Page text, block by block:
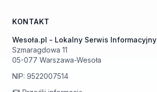
KONTAKT
Wesoła.pl - Lokalny Serwis Informacyjny
Szmaragdowa 11
05-077 Warszawa-Wesoła
NIP: 9522007514